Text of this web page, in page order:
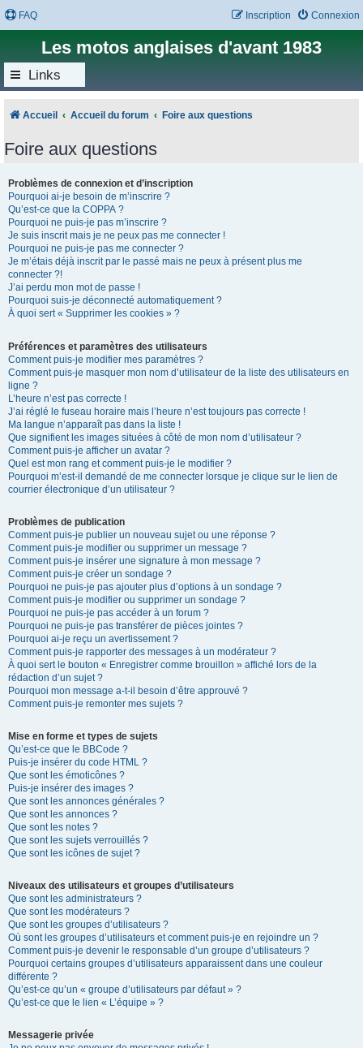
FAQ Connexion
Inscription
Les motos anglaises d'avant 1983
Links
Accueil Accueil du forum Foire aux questions
Foire aux questions
Problèmes de connexion et d’inscription
Pourquoi ai-je besoin de m’inscrire ?
Qu’est-ce que la COPPA ?
Pourquoi ne puis-je pas m’inscrire ?
Je suis inscrit mais je ne peux pas me connecter !
Pourquoi ne puis-je pas me connecter ?
Je m’étais déjà inscrit par le passé mais ne peux à présent plus me
connecter ?!
J’ai perdu mon mot de passe !
Pourquoi suis-je déconnecté automatiquement ?
À quoi sert « Supprimer les cookies » ?
Préférences et paramètres des utilisateurs
Comment puis-je modifier mes paramètres ?
Comment puis-je masquer mon nom d’utilisateur de la liste des utilisateurs en
ligne ?
L’heure n’est pas correcte !
J’ai réglé le fuseau horaire mais l’heure n’est toujours pas correcte !
Ma langue n’apparaît pas dans la liste !
Que signifient les images situées à côté de mon nom d’utilisateur ?
Comment puis-je afficher un avatar ?
Quel est mon rang et comment puis-je le modifier ?
Pourquoi m’est-il demandé de me connecter lorsque je clique sur le lien de
courrier électronique d’un utilisateur ?
Problèmes de publication
Comment puis-je publier un nouveau sujet ou une réponse ?
Comment puis-je modifier ou supprimer un message ?
Comment puis-je insérer une signature à mon message ?
Comment puis-je créer un sondage ?
Pourquoi ne puis-je pas ajouter plus d’options à un sondage ?
Comment puis-je modifier ou supprimer un sondage ?
Pourquoi ne puis-je pas accéder à un forum ?
Pourquoi ne puis-je pas transférer de pièces jointes ?
Pourquoi ai-je reçu un avertissement ?
Comment puis-je rapporter des messages à un modérateur ?
À quoi sert le bouton « Enregistrer comme brouillon » affiché lors de la
rédaction d’un sujet ?
Pourquoi mon message a-t-il besoin d’être approuvé ?
Comment puis-je remonter mes sujets ?
Mise en forme et types de sujets
Qu’est-ce que le BBCode ?
Puis-je insérer du code HTML ?
Que sont les émoticônes ?
Puis-je insérer des images ?
Que sont les annonces générales ?
Que sont les annonces ?
Que sont les notes ?
Que sont les sujets verrouillés ?
Que sont les icônes de sujet ?
Niveaux des utilisateurs et groupes d’utilisateurs
Que sont les administrateurs ?
Que sont les modérateurs ?
Que sont les groupes d’utilisateurs ?
Où sont les groupes d’utilisateurs et comment puis-je en rejoindre un ?
Comment puis-je devenir le responsable d’un groupe d’utilisateurs ?
Pourquoi certains groupes d’utilisateurs apparaissent dans une couleur
différente ?
Qu’est-ce qu’un « groupe d’utilisateurs par défaut » ?
Qu’est-ce que le lien « L’équipe » ?
Messagerie privée